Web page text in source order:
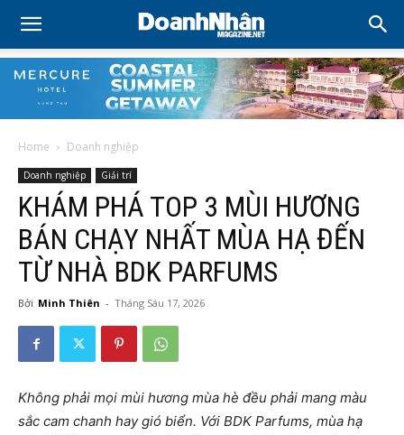
Home Doanh nghiệp
Doanh nghiệp Giải trí
KHÁM PHÁ TOP 3 MÙI HƯƠNG
BÁN CHẠY NHẤT MÙA HẠ ĐẾN
TỪ NHÀ BDK PARFUMS
Bởi Minh Thiên - Tháng Sáu 17, 2026
Không phải mọi mùi hương mùa hè đều phải mang màu
sắc cam chanh hay gió biển. Với BDK Parfums, mùa hạ